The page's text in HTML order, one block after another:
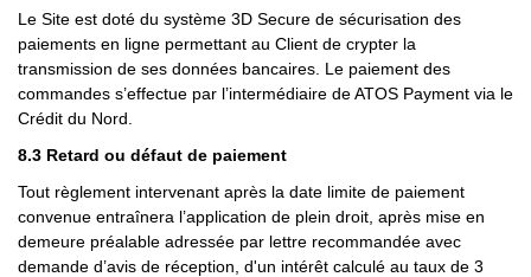
Le Site est doté du système 3D Secure de sécurisation des
paiements en ligne permettant au Client de crypter la
transmission de ses données bancaires. Le paiement des
commandes s’effectue par l’intermédiaire de ATOS Payment via le
Crédit du Nord.
8.3 Retard ou défaut de paiement
Tout règlement intervenant après la date limite de paiement
convenue entraînera l’application de plein droit, après mise en
demeure préalable adressée par lettre recommandée avec
demande d’avis de réception, d'un intérêt calculé au taux de 3